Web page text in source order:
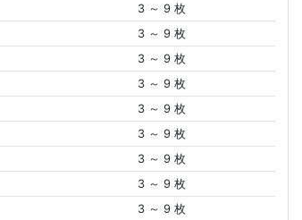
3 ～ 9 枚
3 ～ 9 枚
3 ～ 9 枚
3 ～ 9 枚
3 ～ 9 枚
3 ～ 9 枚
3 ～ 9 枚
3 ～ 9 枚
3 ～ 9 枚